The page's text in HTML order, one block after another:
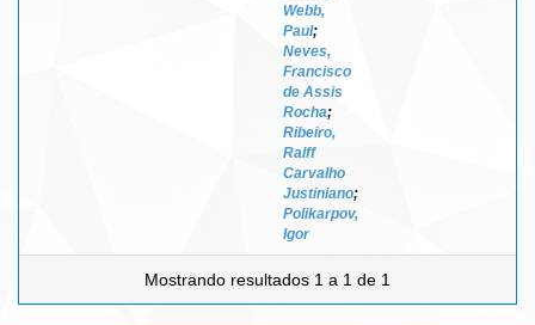
Webb,
Paul;
Neves,
Francisco
de Assis
Rocha;
Ribeiro,
Ralff
Carvalho
Justiniano;
Polikarpov,
Igor
Mostrando resultados 1 a 1 de 1